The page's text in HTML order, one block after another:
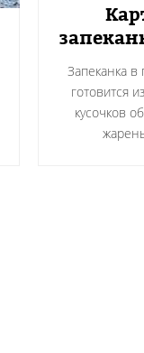
Запеканка
готовится
кусочков